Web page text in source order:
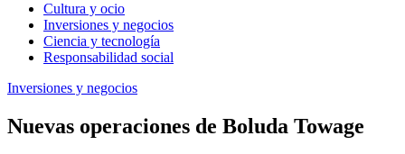
Cultura y ocio
Inversiones y negocios
Ciencia y tecnología
Responsabilidad social
Inversiones y negocios
Nuevas operaciones de Boluda Towage